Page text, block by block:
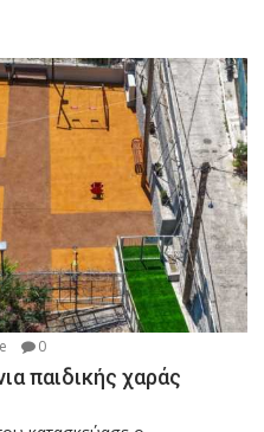
0
παιδικής χαράς